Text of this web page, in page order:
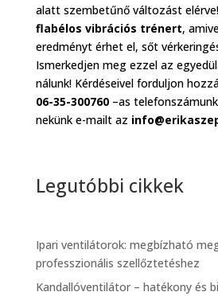
alatt szembetűnő változást
flabélos vibrációs trénert,
eredményt érhet el, sőt
Ismerkedjen meg ezzel az
nálunk! Kérdéseivel forduljon
06-35-300760–as
nekünk e-mailt az
Legutóbbi cikkek
Ipari ventilátorok: megbízható
professzionális szellőztetéshez
Kandallóventilátor – hatékony és